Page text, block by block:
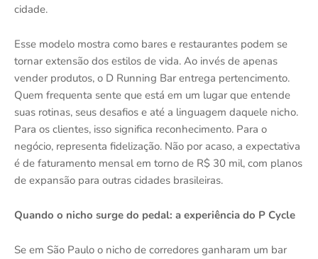
cidade.
Esse modelo mostra como bares e restaurantes podem se
tornar extensão dos estilos de vida. Ao invés de apenas
vender produtos, o D Running Bar entrega pertencimento.
Quem frequenta sente que está em um lugar que entende
suas rotinas, seus desafios e até a linguagem daquele nicho.
Para os clientes, isso significa reconhecimento. Para o
negócio, representa fidelização. Não por acaso, a expectativa
é de faturamento mensal em torno de R$ 30 mil, com planos
de expansão para outras cidades brasileiras.
Quando o nicho surge do pedal: a experiência do P Cycle
Se em São Paulo o nicho de corredores ganharam um bar